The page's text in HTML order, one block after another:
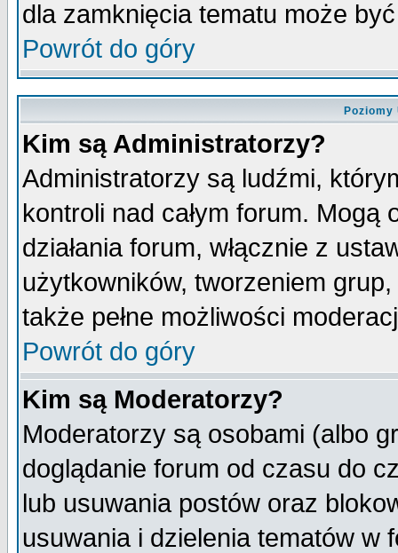
dla zamknięcia tematu może
Powrót do góry
Kim są Administratorzy?
Administratorzy są ludźmi,
kontroli nad całym forum.
działania forum, włącznie z
użytkowników, tworzeniem
także pełne możliwości
Powrót do góry
Kim są Moderatorzy?
Moderatorzy są osobami (albo
doglądanie forum od czasu do
lub usuwania postów oraz
usuwania i dzielenia tematów w